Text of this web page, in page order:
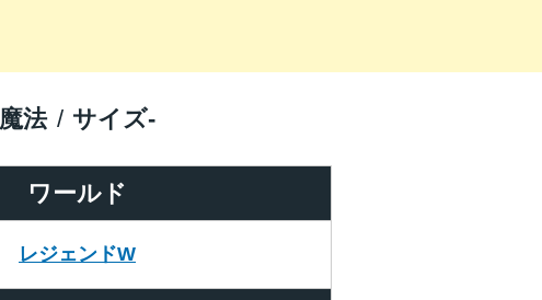
ワールド
レジェンドW
魔法 サイズ-